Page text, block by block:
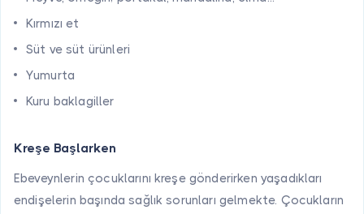
Kırmızı et
Süt ve süt ürünleri
Yumurta
Kuru baklagiller
Kreşe Başlarken
Ebeveynlerin çocuklarını kreşe gönderirken yaşadıkları
endişelerin başında sağlık sorunları gelmekte. Çocukların